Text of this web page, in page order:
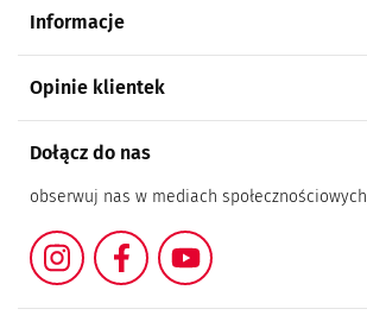
Informacje
Dołącz do nas
obserwuj nas w mediach społecznościowych
InstagramFacebookYouTube
Opinie klientek